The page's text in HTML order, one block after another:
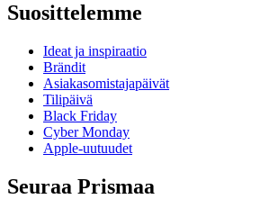
Suosittelemme
Ideat ja inspiraatio
Brändit
Asiakasomistajapäivät
Tilipäivä
Black Friday
Cyber Monday
Apple-uutuudet
Seuraa Prismaa